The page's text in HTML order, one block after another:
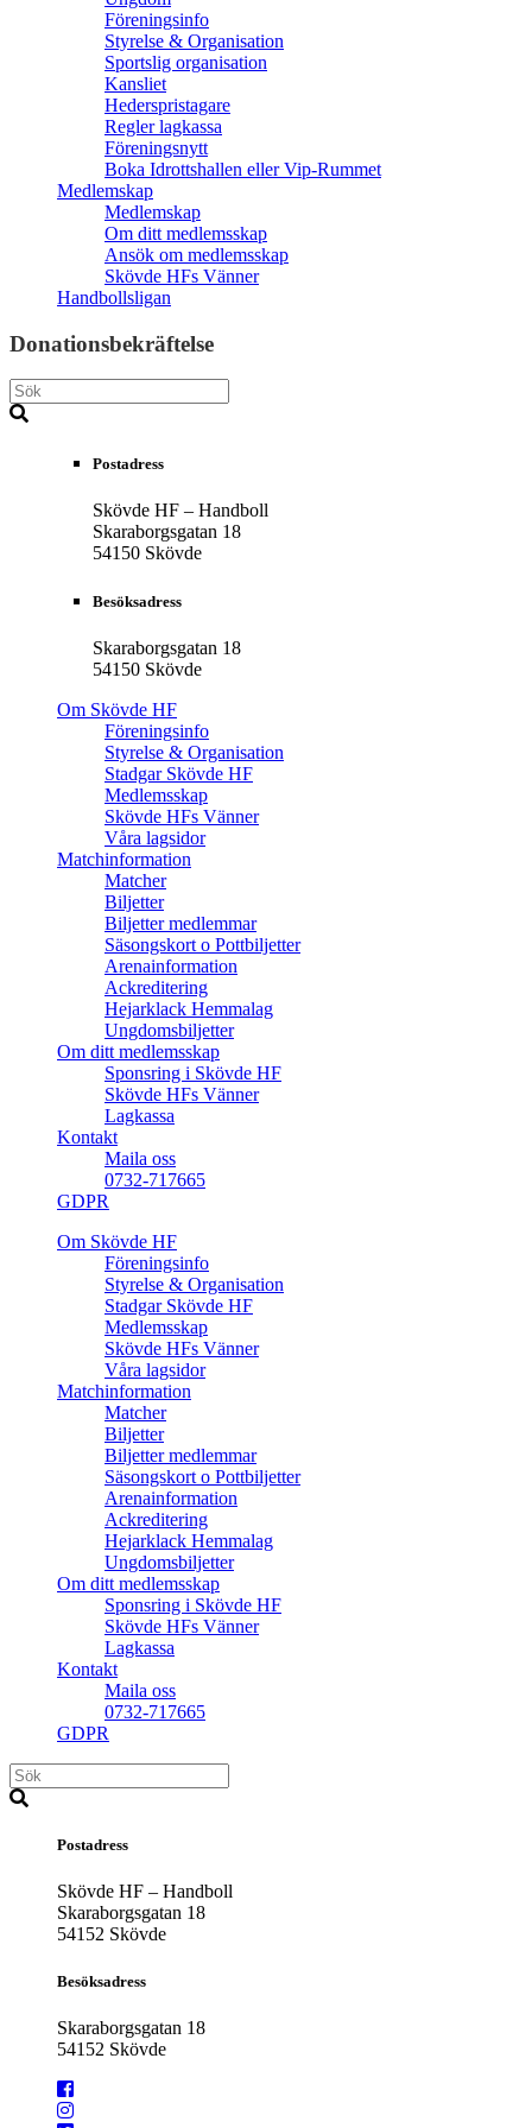
Föreningsinfo
Styrelse & Organisation
Sportslig organisation
Kansliet
Hederspristagare
Regler lagkassa
Föreningsnytt
Boka Idrottshallen eller Vip-Rummet
Medlemskap
Medlemskap
Om ditt medlemsskap
Ansök om medlemsskap
Skövde HFs Vänner
Handbollsligan
Donationsbekräftelse
Postadress
Skövde HF – Handboll
Skaraborgsgatan 18
54150 Skövde
Besöksadress
Skaraborgsgatan 18
54150 Skövde
Om Skövde HF
Föreningsinfo
Styrelse & Organisation
Stadgar Skövde HF
Medlemsskap
Skövde HFs Vänner
Våra lagsidor
Matchinformation
Matcher
Biljetter
Biljetter medlemmar
Säsongskort o Pottbiljetter
Arenainformation
Ackreditering
Hejarklack Hemmalag
Ungdomsbiljetter
Om ditt medlemsskap
Sponsring i Skövde HF
Skövde HFs Vänner
Lagkassa
Kontakt
Maila oss
0732-717665
GDPR
Om Skövde HF
Föreningsinfo
Styrelse & Organisation
Stadgar Skövde HF
Medlemsskap
Skövde HFs Vänner
Våra lagsidor
Matchinformation
Matcher
Biljetter
Biljetter medlemmar
Säsongskort o Pottbiljetter
Arenainformation
Ackreditering
Hejarklack Hemmalag
Ungdomsbiljetter
Om ditt medlemsskap
Sponsring i Skövde HF
Skövde HFs Vänner
Lagkassa
Kontakt
Maila oss
0732-717665
GDPR
Postadress
Skövde HF – Handboll
Skaraborgsgatan 18
54152 Skövde
Besöksadress
Skaraborgsgatan 18
54152 Skövde